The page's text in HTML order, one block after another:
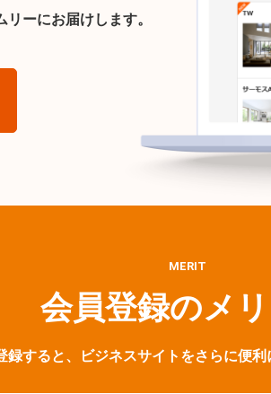
ーにお届けします。
MERIT
会員登録のメ
録すると、ビジネスサイトをさらに便